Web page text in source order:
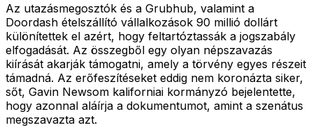
Az utazásmegosztók és a Grubhub, valamint a
Doordash ételszállító vállalkozások 90 millió dollárt
különítettek el azért, hogy feltartóztassák a jogszabály
elfogadását. Az összegből egy olyan népszavazás
kiírását akarják támogatni, amely a törvény egyes részeit
támadná. Az erőfeszítéseket eddig nem koronázta siker,
sőt, Gavin Newsom kaliforniai kormányzó bejelentette,
hogy azonnal aláírja a dokumentumot, amint a szenátus
megszavazta azt.